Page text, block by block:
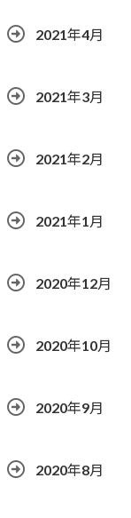
2021年4月
2021年3月
2021年2月
2021年1月
2020年12月
2020年10月
2020年9月
2020年8月